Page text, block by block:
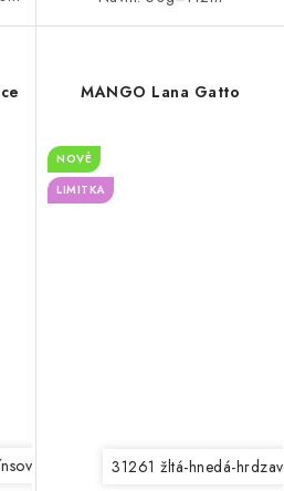
modrá 236 tmavá šedá
MANGO Lana Gatto
NOVÉ
LIMITKA
31261 žltá-hnedá-